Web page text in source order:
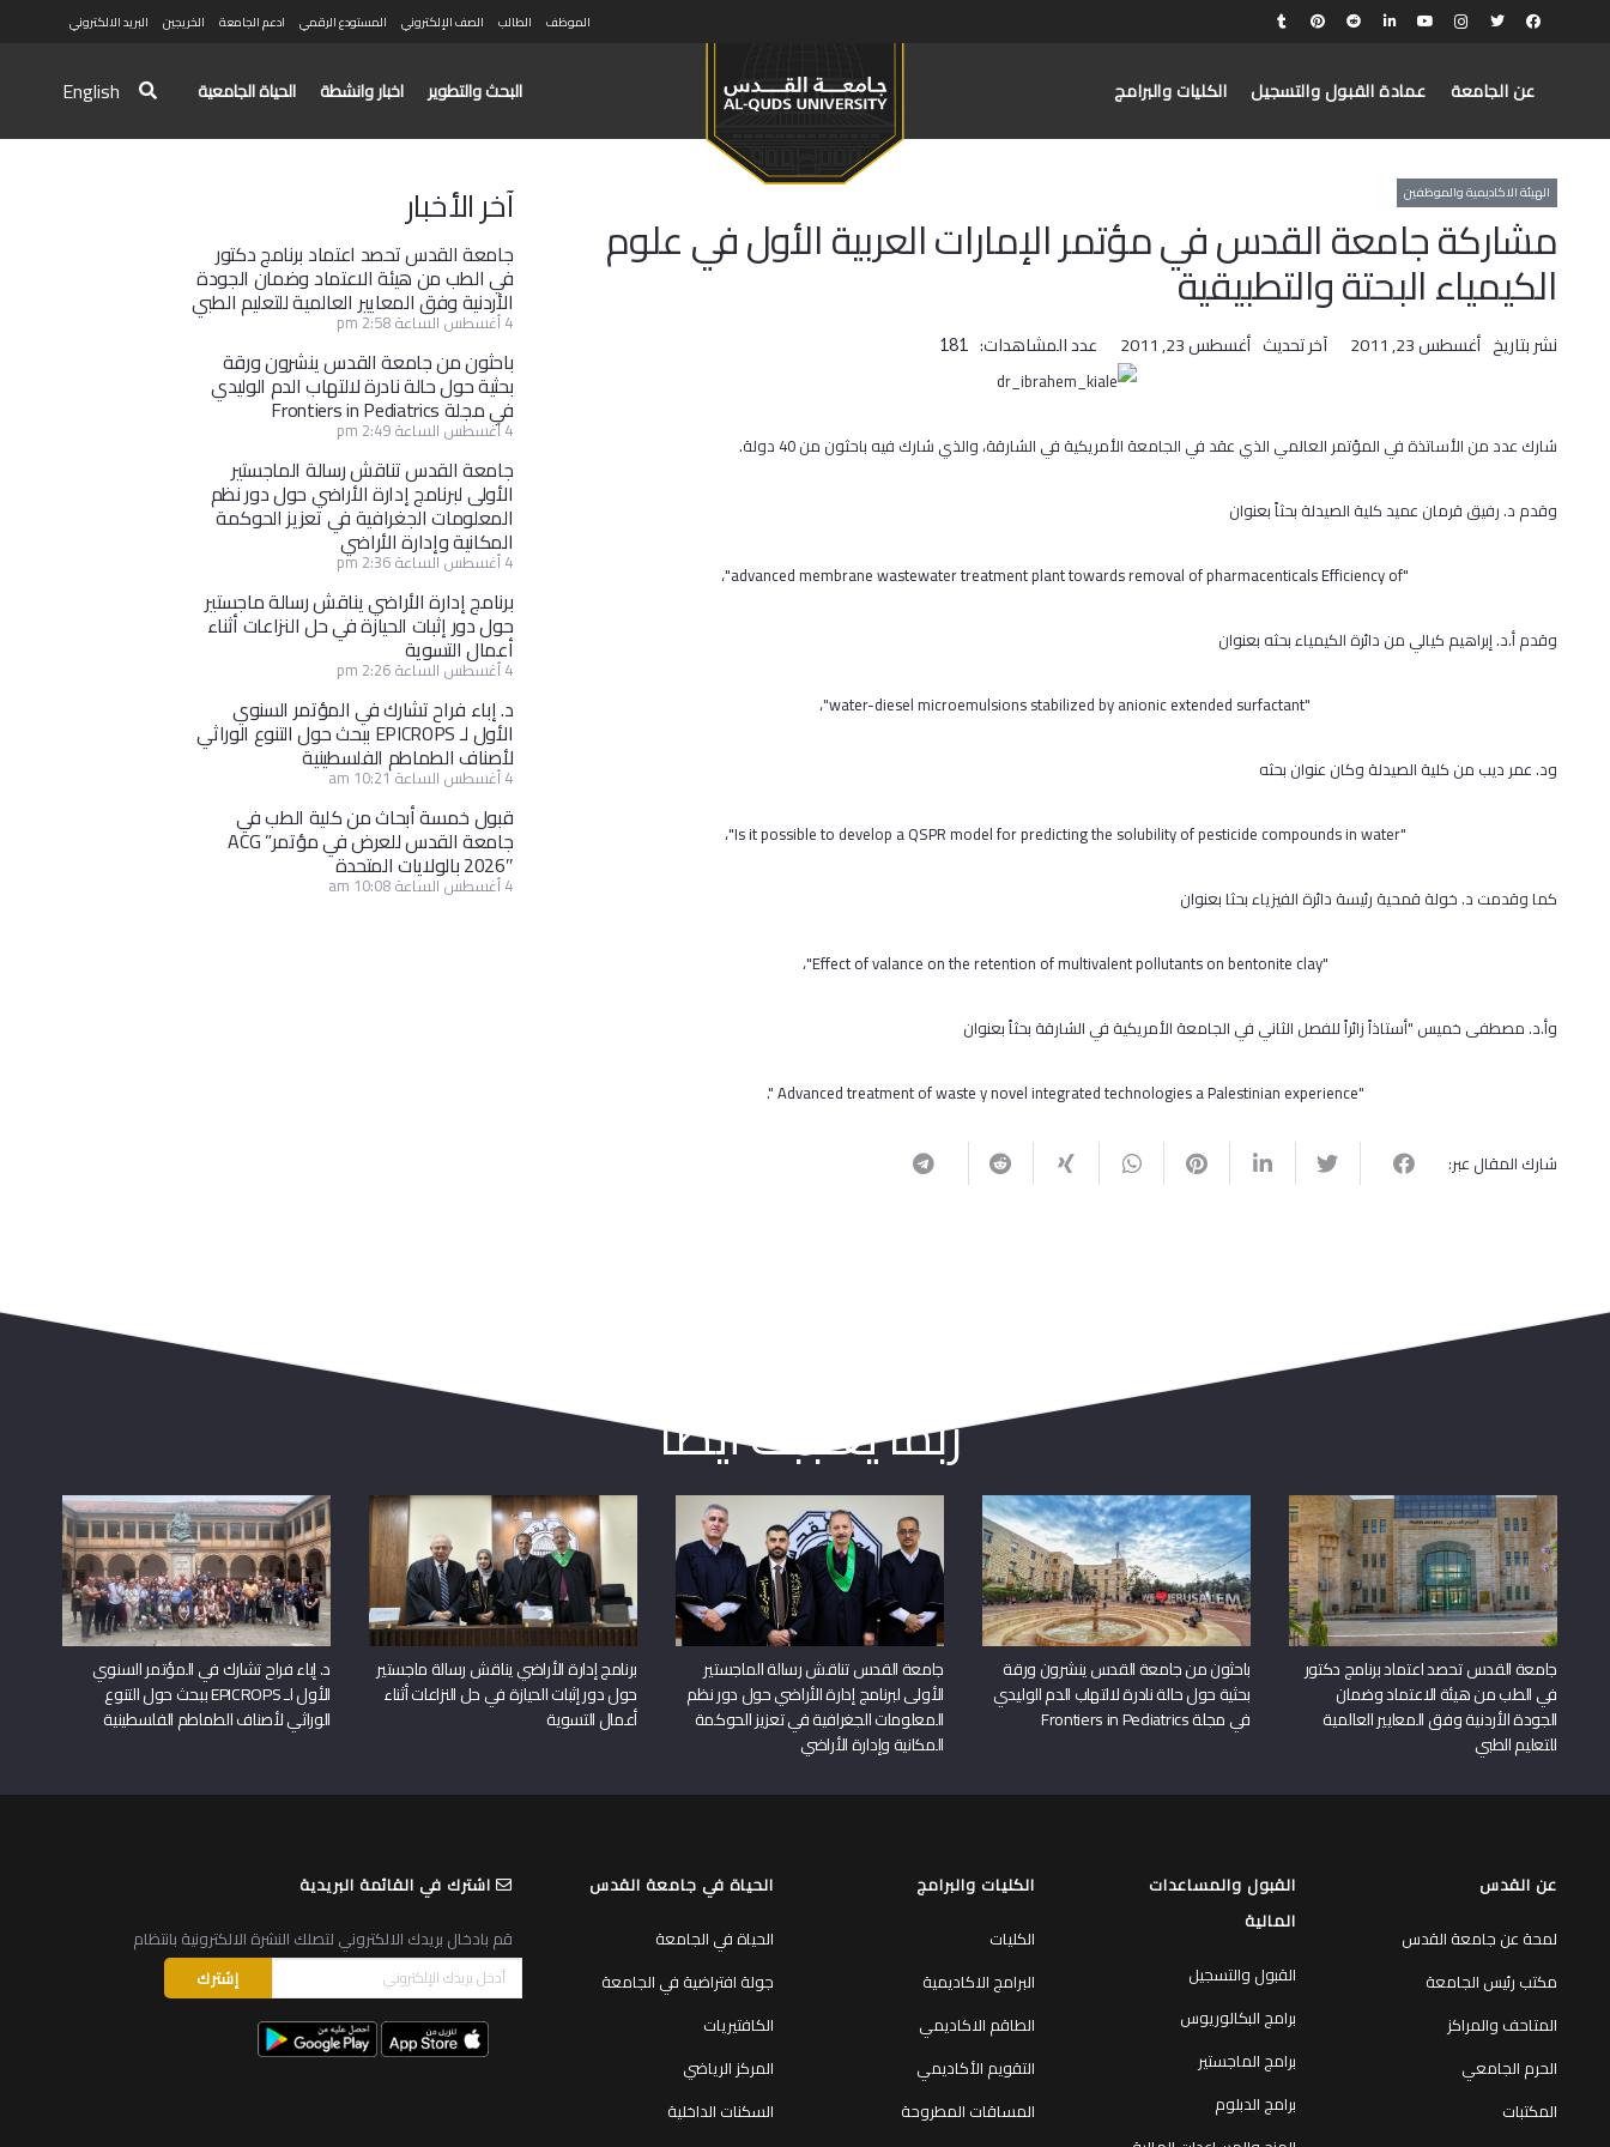
الموظف الطالب الصف الإلكتروني المستودع الرقمي ادعم الجامعة الخريجين البريد الالكتروني
عن الجامعة عمادة القبول والتسجيل الكليات والبرامج البحث والتطوير اخبار وانشطة الحياة الجامعية English
الهيئة الاكاديمية والموظفين
مشاركة جامعة القدس في مؤتمر الإمارات العربية الأول في علوم
الكيمياء البحتة والتطبيقية
نشر بتاريخ أغسطس 23, 2011 آخر تحديث أغسطس 23, 2011 عدد المشاهدات: 181
شارك عدد من الأساتذة في المؤتمر العالمي الذي عقد في الجامعة الأمريكية في الشارقة، والذي شارك فيه باحثون من 40 دولة.
وقدم د. رفيق قرمان عميد كلية الصيدلة بحثاً بعنوان
"advanced membrane wastewater treatment plant towards removal of pharmacenticals Efficiency of"،
وقدم أ.د. إبراهيم كيالي من دائرة الكيمياء بحثه بعنوان
"water-diesel microemulsions stabilized by anionic extended surfactant"،
ود. عمر ديب من كلية الصيدلة وكان عنوان بحثه
"Is it possible to develop a QSPR model for predicting the solubility of pesticide compounds in water"،
كما وقدمت د. خولة قمحية رئيسة دائرة الفيزياء بحثا بعنوان
"Effect of valance on the retention of multivalent pollutants on bentonite clay"،
وأ.د. مصطفى خميس "أستاذاً زائراً للفصل الثاني في الجامعة الأمريكية في الشارقة بحثاً بعنوان
"Advanced treatment of waste y novel integrated technologies a Palestinian experience ".
شارك المقال عبر:
آخر الأخبار
جامعة القدس تحصد اعتماد برنامج دكتور
في الطب من هيئة الاعتماد وضمان الجودة
الأردنية وفق المعايير العالمية للتعليم الطبي
4 أغسطس الساعة 2:58 pm
باحثون من جامعة القدس ينشرون ورقة
بحثية حول حالة نادرة لالتهاب الدم الوليدي
في مجلة Frontiers in Pediatrics
4 أغسطس الساعة 2:49 pm
جامعة القدس تناقش رسالة الماجستير
الأولى لبرنامج إدارة الأراضي حول دور نظم
المعلومات الجغرافية في تعزيز الحوكمة
المكانية وإدارة الأراضي
4 أغسطس الساعة 2:36 pm
برنامج إدارة الأراضي يناقش رسالة ماجستير
حول دور إثبات الحيازة في حل النزاعات أثناء
أعمال التسوية
4 أغسطس الساعة 2:26 pm
د. إباء فراح تشارك في المؤتمر السنوي
الأول لـ EPICROPS ببحث حول التنوع الوراثي
لأصناف الطماطم الفلسطينية
4 أغسطس الساعة 10:21 am
قبول خمسة أبحاث من كلية الطب في
جامعة القدس للعرض في مؤتمر” ACG
2026″ بالولايات المتحدة
4 أغسطس الساعة 10:08 am
ربما يعجبك أيضا
جامعة القدس تحصد اعتماد برنامج دكتور
في الطب من هيئة الاعتماد وضمان
الجودة الأردنية وفق المعايير العالمية
للتعليم الطبي
باحثون من جامعة القدس ينشرون ورقة
بحثية حول حالة نادرة لالتهاب الدم الوليدي
في مجلة Frontiers in Pediatrics
جامعة القدس تناقش رسالة الماجستير
الأولى لبرنامج إدارة الأراضي حول دور نظم
المعلومات الجغرافية في تعزيز الحوكمة
المكانية وإدارة الأراضي
برنامج إدارة الأراضي يناقش رسالة ماجستير
حول دور إثبات الحيازة في حل النزاعات أثناء
أعمال التسوية
د. إباء فراح تشارك في المؤتمر السنوي
الأول لـ EPICROPS ببحث حول التنوع
الوراثي لأصناف الطماطم الفلسطينية
عن القدس
لمحة عن جامعة القدس
مكتب رئيس الجامعة
المتاحف والمراكز
الحرم الجامعي
المكتبات
القبول والمساعدات
المالية
القبول والتسجيل
برامج البكالوريوس
برامج الماجستير
برامج الدبلوم
الكليات والبرامج
الكليات
البرامج الاكاديمية
الطاقم الاكاديمي
التقويم الأكاديمي
المساقات المطروحة
الحياة في جامعة القدس
الحياة في الجامعة
جولة افتراضية في الجامعة
الكافتيريات
المركز الرياضي
السكنات الداخلية
اشترك في القائمة البريدية
قم بادخال بريدك الالكتروني لتصلك النشرة الالكترونية بانتظام